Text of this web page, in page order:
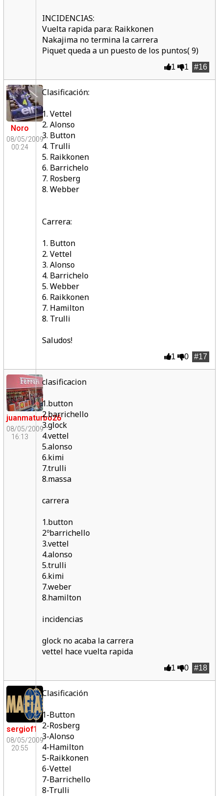
INCIDENCIAS:
Vuelta rapida para: Raikkonen
Nakajima no termina la carrera
Piquet queda a un puesto de los puntos( 9)
#16
1 1
Noro
08/05/2009
00:24
Clasificación:
1. Vettel
2. Alonso
3. Button
4. Trulli
5. Raikkonen
6. Barrichelo
7. Rosberg
8. Webber
Carrera:
1. Button
2. Vettel
3. Alonso
4. Barrichelo
5. Webber
6. Raikkonen
7. Hamilton
8. Trulli
Saludos!
#17
1 0
juanmaturbo26
08/05/2009
16:13
clasificacion
.
1.button
2.barrichello
3.glock
4.vettel
5.alonso
6.kimi
7.trulli
8.massa
carrera
1.button
2ºbarrichello
3.vettel
4.alonso
5.trulli
6.kimi
7.weber
8.hamilton
incidencias
glock no acaba la carrera
vettel hace vuelta rapida
#18
1 0
sergiof1
08/05/2009
20:55
Clasificación
1-Button
2-Rosberg
3-Alonso
4-Hamilton
5-Raikkonen
6-Vettel
7-Barrichello
8-Trulli